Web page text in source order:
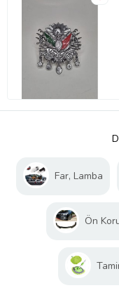
Far, Lamba
Ön